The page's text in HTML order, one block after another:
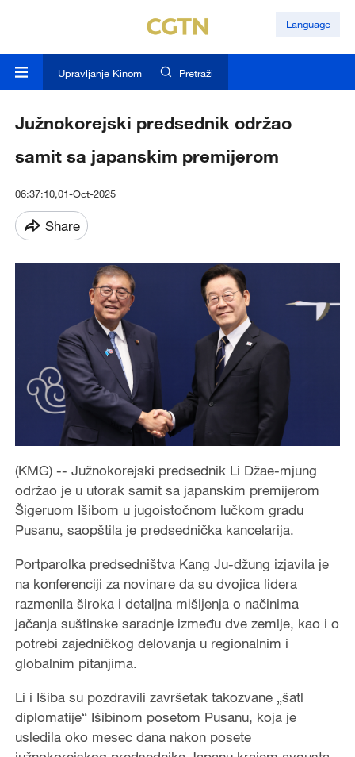
Language
Upravljanje Kinom Pretraži
Južnokorejski predsednik održao
samit sa japanskim premijerom
06:37:10,01-Oct-2025
Share
(KMG) -- Južnokorejski predsednik Li Džae-mjung
održao je u utorak samit sa japanskim premijerom
Šigeruom Išibom u jugoistočnom lučkom gradu
Pusanu, saopštila je predsednička kancelarija.
Portparolka predsedništva Kang Ju-džung izjavila je
na konferenciji za novinare da su dvojica lidera
razmenila široka i detaljna mišljenja o načinima
jačanja suštinske saradnje između dve zemlje, kao i o
potrebi zajedničkog delovanja u regionalnim i
globalnim pitanjima.
Li i Išiba su pozdravili završetak takozvane „šatl
diplomatije“ Išibinom posetom Pusanu, koja je
usledila oko mesec dana nakon posete